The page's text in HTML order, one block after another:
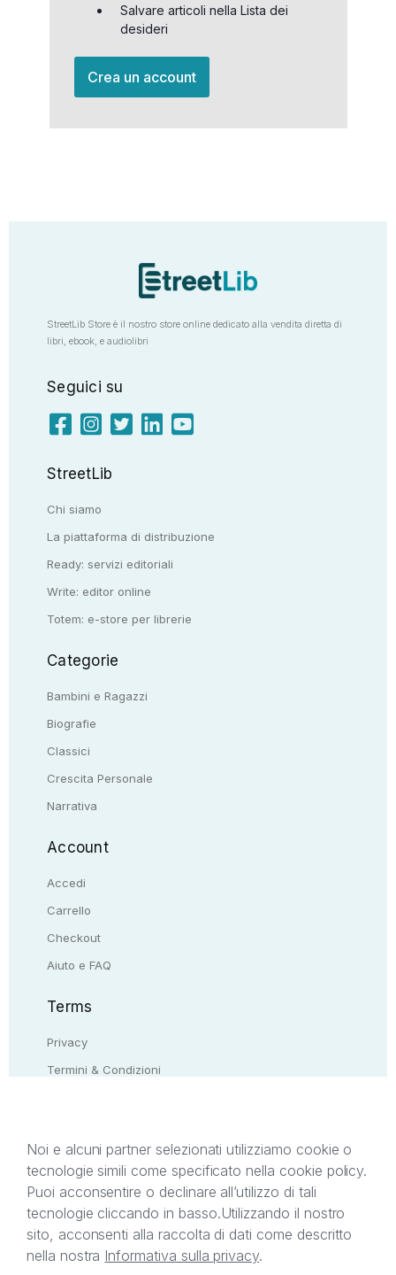
Salvare articoli nella Lista dei
desideri
Crea un account
StreetLib Store è il nostro store online dedicato alla vendita diretta di
libri, ebook, e audiolibri
Seguici su
StreetLib
Chi siamo
La piattaforma di distribuzione
Ready: servizi editoriali
Write: editor online
Totem: e-store per librerie
Categorie
Bambini e Ragazzi
Biografie
Classici
Crescita Personale
Narrativa
Account
Accedi
Carrello
Checkout
Aiuto e FAQ
Terms
Privacy
Termini & Condizioni
Il presente sito web è di proprietà di StreetLib S.r.l.
C.F. e P.IVA 05338720963. StreetLib S.r.l. è
titolare di tutti i diritti di proprietà intellettuale
afferenti ai marchi, loghi e segni distintivi presenti
sul sito web. Si invita l’utente a prendere visione
Noi e alcuni partner selezionati utilizziamo cookie o
tecnologie simili come specificato nella cookie policy.
Puoi acconsentire o declinare all’utilizzo di tali
tecnologie cliccando in basso.Utilizzando il nostro
sito, acconsenti alla raccolta di dati come descritto
nella nostra Informativa sulla privacy.